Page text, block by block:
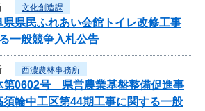
文化創造課
県県民ふれあい会館トイレ改修工事
一般競争入札公告
西濃農林事務所
第0602号 県営農業基盤整備促進事
輪中工区第44期工事に関する一般